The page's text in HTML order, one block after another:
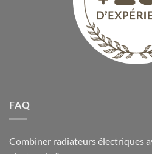
FAQ
Combiner radiateurs électriques